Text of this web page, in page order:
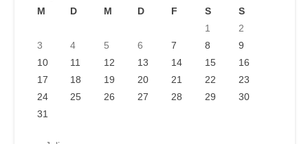
M
D M D F S
S
1
2
3
4 5 6 7 8
9
10
11 12 13 14 15
16
17
18 19 20 21 22
23
24
25 26 27 28 29
30
31